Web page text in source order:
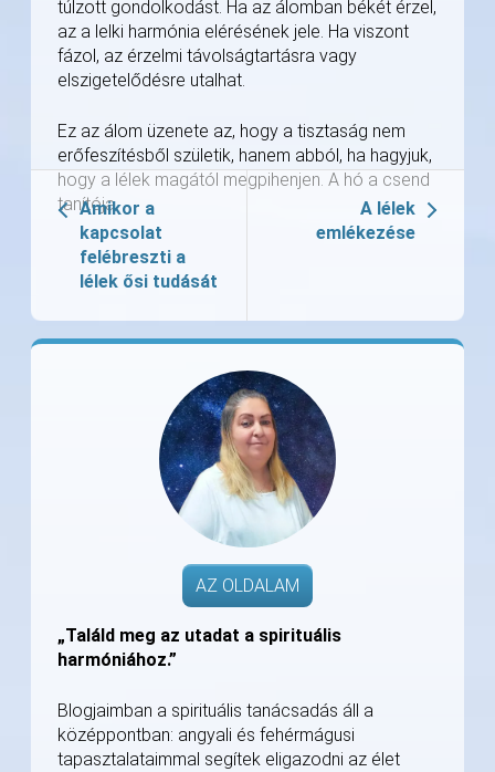
túlzott gondolkodást. Ha az álomban békét érzel,
az a lelki harmónia elérésének jele. Ha viszont
fázol, az érzelmi távolságtartásra vagy
elszigetelődésre utalhat.
Ez az álom üzenete az, hogy a tisztaság nem
erőfeszítésből születik, hanem abból, ha hagyjuk,
hogy a lélek magától megpihenjen. A hó a csend
tanítója.
Amikor a
kapcsolat
felébreszti a
lélek ősi tudását
A lélek
emlékezése
AZ OLDALAM
„Találd meg az utadat a spirituális
harmóniához.”
Blogjaimban a spirituális tanácsadás áll a
középpontban: angyali és fehérmágusi
tapasztalataimmal segítek eligazodni az élet